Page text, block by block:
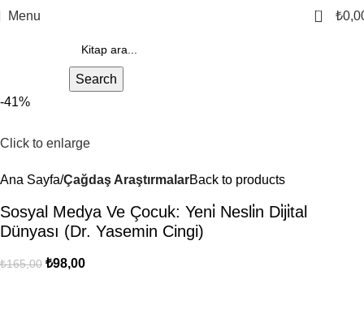
Menu 0 ₺
Search
-41%
Click to enlarge
Ana Sayfa Çağdaş AraştırmalarBack to products
Sosyal Medya Ve Çocuk: Yeni̇ Nesli̇n Di̇ji̇tal
Dünyası (Dr. Yasemin Cingi)
₺165,00 ₺98,00